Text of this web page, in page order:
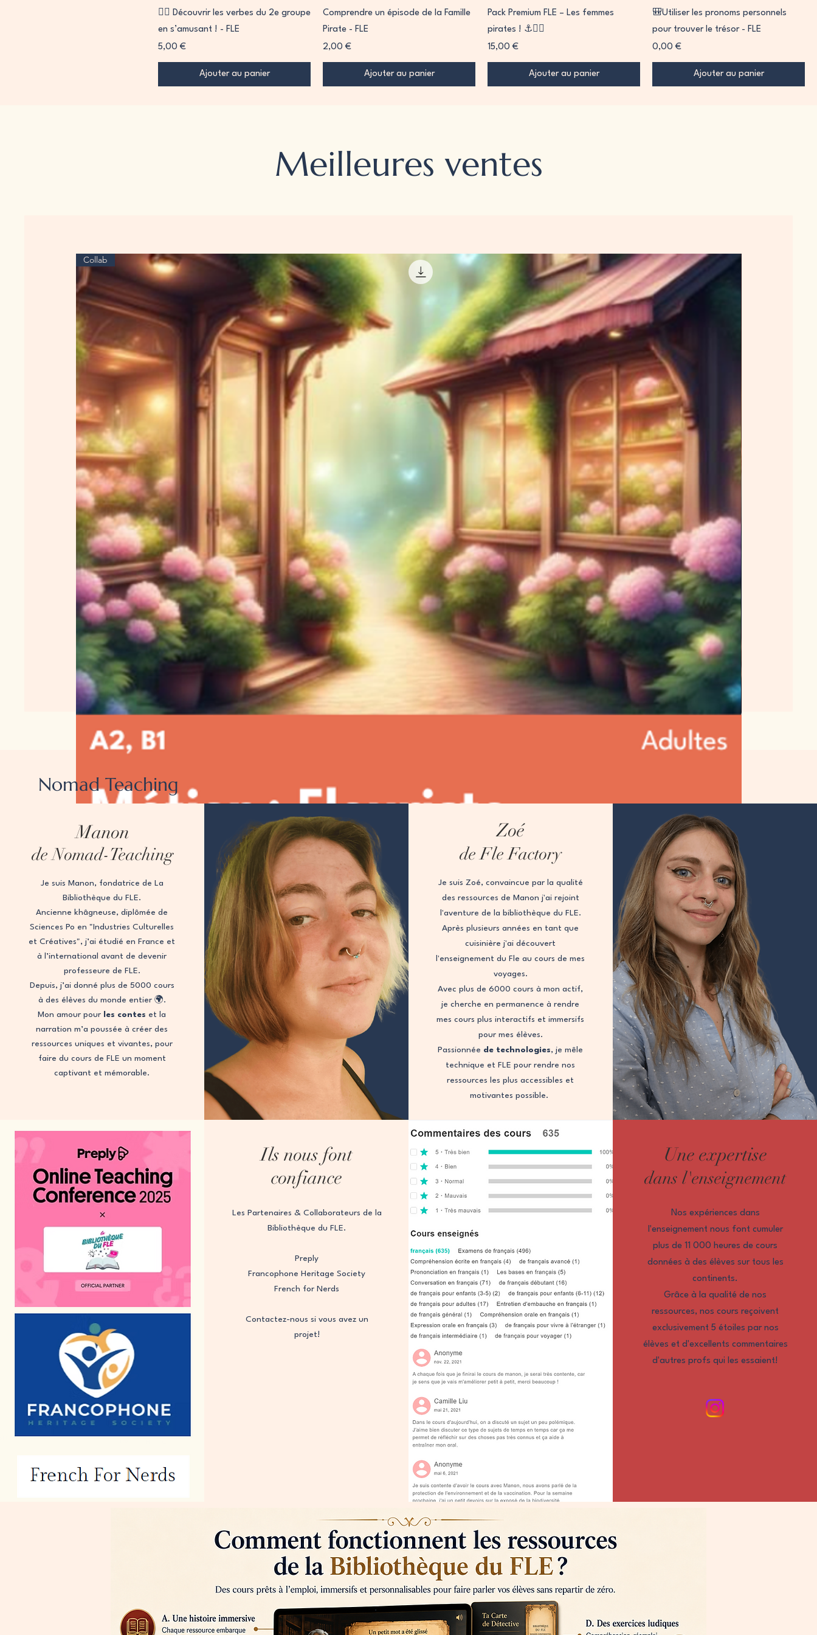
🏴‍☠️ Découvrir les verbes du 2e groupe
en s’amusant ! - FLE
Prix
5,00 €
Ajouter au panier
Comprendre un épisode de la Famille
Pirate - FLE
Prix
2,00 €
Ajouter au panier
Pack Premium FLE – Les femmes
pirates ! ⚓🏴‍☠️
Prix
15,00 €
Ajouter au panier
🎒Utiliser les pronoms personnels
pour trouver le trésor - FLE
Prix
0,00 €
Ajouter au panier
Meilleures ventes
Aperçu rapide
Collab
🌸 Découvrir le métier de fleuriste – FLE
Prix
5,00 €
🦅 Conquérir
Prix
5,00 €
Nomad Teaching
Manon
de Nomad-Teaching
Je suis Manon, fondatrice de La
Bibliothèque du FLE.
Ancienne khâgneuse, diplômée de
Sciences Po en "Industries Culturelles
et Créatives", j’ai étudié en France et
à l’international avant de devenir
professeure de FLE.
Depuis, j’ai donné plus de 5000 cours
à des élèves du monde entier 🌍.
Mon amour pour
les contes et la
narration m’a poussée à créer des
ressources uniques et vivantes, pour
faire du cours de FLE un moment
captivant et mémorable.
Zoé
de Fle Factory
Je suis Zoé, convaincue par la qualité
des ressources de Manon j'ai rejoint
l'aventure de la bibliothèque du FLE.
Après plusieurs années en tant que
cuisinière j'ai découvert
l'enseignement du Fle au cours de mes
voyages.
Avec plus de 6000 cours à mon actif,
je cherche en permanence à rendre
mes cours plus interactifs et immersifs
pour mes élèves.
Passionnée de technologies, je mêle
technique et FLE pour rendre nos
ressources les plus accessibles et
motivantes possible.
Ils nous font
confiance
Les Partenaires & Collaborateurs de la
Bibliothèque du FLE.
Preply
Francophone Heritage Society
French for Nerds
Contactez-nous si vous avez un
projet!
Une expertise
dans l'enseignement
Nos expériences dans
l'enseignement nous font cumuler
plus de 11 000 heures de cours
données à des élèves sur tous les
continents.
Grâce à la qualité de nos
ressources, nos cours reçoivent
exclusivement 5 étoiles par nos
élèves et d'excellents commentaires
d'autres profs qui les essaient!